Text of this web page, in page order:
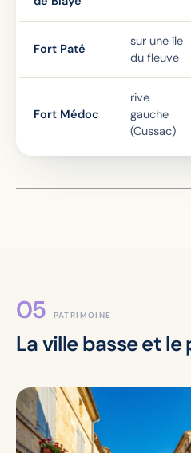
Fort Paté
sur une île
du fleuve
Fort Médoc
rive
gauche
(Cussac)
PATRIMOINE
La ville basse et